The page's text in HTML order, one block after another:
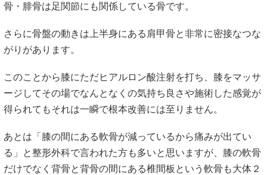
骨・腓骨は足関節にも関係している骨です。
さらに骨盤の動きは上半身にある肩甲骨と非常に密接なつな
がりがあります。
このことから膝にただヒアルロン酸注射を打ち、膝をマッサ
ージしてその場でなんとなくの気持ち良さや施術した感覚が
得られてもそれは一瞬で根本改善には至りません。
あとは「膝の間にある軟骨が減っているから痛みが出てい
る」と整形外科で言われた方も多いと思いますが、膝の軟骨
だけでなく背骨と背骨の間にある椎間板という軟骨も大体２